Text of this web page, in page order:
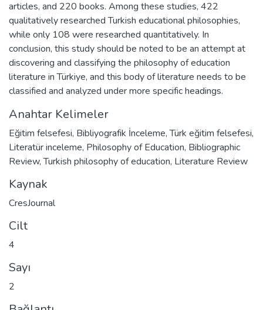
articles, and 220 books. Among these studies, 422
qualitatively researched Turkish educational philosophies,
while only 108 were researched quantitatively. In
conclusion, this study should be noted to be an attempt at
discovering and classifying the philosophy of education
literature in Türkiye, and this body of literature needs to be
classified and analyzed under more specific headings.
Anahtar Kelimeler
Eğitim felsefesi, Bibliyografik İnceleme,Türk eğitim felsefesi,
Literatür inceleme, Philosophy of Education, Bibliographic
Review,Turkish philosophy of education, Literature Review
Kaynak
CresJournal
Cilt
4
Sayı
2